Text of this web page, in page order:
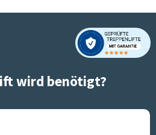
wird benötigt?